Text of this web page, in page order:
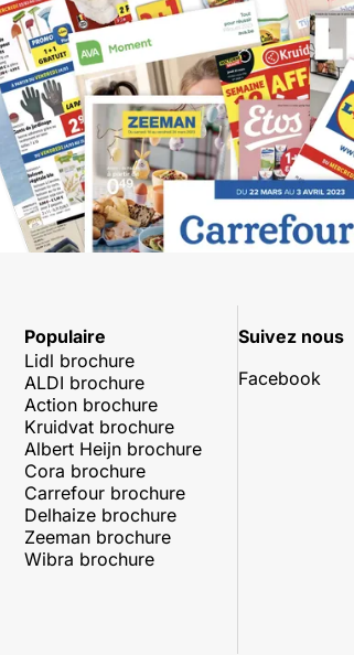
Populaire
Lidl brochure
ALDI brochure
Action brochure
Kruidvat brochure
Albert Heijn brochure
Cora brochure
Carrefour brochure
Delhaize brochure
Zeeman brochure
Wibra brochure
Suivez nous
Facebook